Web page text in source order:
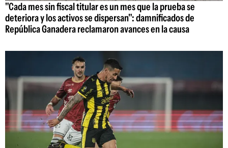
"Cada mes sin fiscal titular es un mes que la prueba se
deteriora y los activos se dispersan": damnificados de
República Ganadera reclamaron avances en la causa